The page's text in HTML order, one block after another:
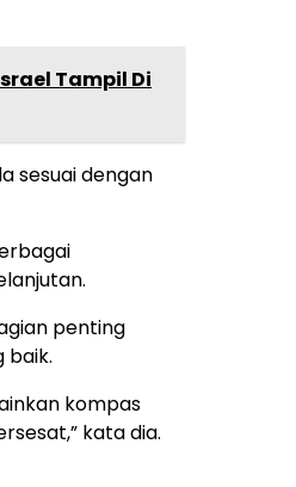
Tampil Di
sesuai dengan
penting
baik.
kompas
kata dia.